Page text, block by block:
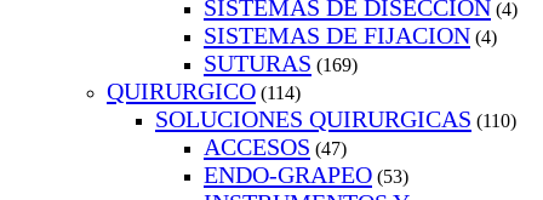
SISTEMAS DE DISECCION (4)
SISTEMAS DE FIJACION (4)
SUTURAS (169)
QUIRURGICO (114)
SOLUCIONES QUIRURGICAS (110)
ACCESOS (47)
ENDO-GRAPEO (53)